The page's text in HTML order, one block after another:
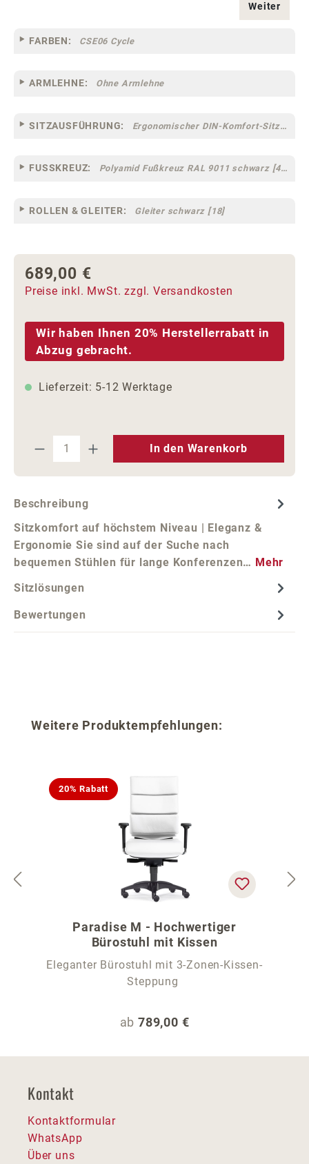
Weiter
FARBEN: CSE06 Cycle
ARMLEHNE: Ohne Armlehne
SITZAUSFÜHRUNG: Ergonomischer DIN-Komfort-Sitz [75]
FUSSKREUZ: Polyamid Fußkreuz RAL 9011 schwarz [44]
ROLLEN & GLEITER: Gleiter schwarz [18]
Regulärer Preis:
689,00 €
Preise inkl. MwSt. zzgl. Versandkosten
Wir haben Ihnen 20% Herstellerrabatt in
Abzug gebracht.
Lieferzeit: 5-12 Werktage
Produkt Anzahl: Gib den
In den Warenkorb
Beschreibung
Sitzkomfort auf höchstem Niveau | Eleganz &
Ergonomie Sie sind auf der Suche nach
bequemen Stühlen für lange Konferenzen… Mehr
Sitzlösungen
Bewertungen
Produktgalerie überspringen
Weitere Produktempfehlungen:
20% Rabatt
Paradise M - Hochwertiger
Bürostuhl mit Kissen
Eleganter Bürostuhl mit 3-Zonen-Kissen-
Steppung
Regulärer Preis:
ab 789,00 €
Kontakt
Kontaktformular
WhatsApp
Über uns